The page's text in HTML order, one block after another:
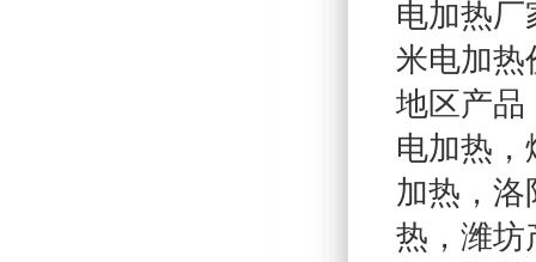
电加热厂
米电加热
地区产
电加热 ，
加热 ， 洛
热 ， 潍坊